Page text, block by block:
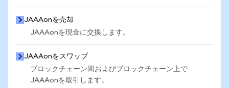
JAAAonを売却
JAAAonを現金に交換します。
JAAAonをスワップ
ブロックチェーン間およびブロックチェーン上で
JAAAonを取引します。